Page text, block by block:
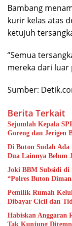
Bambang
kurir kelas atas
ketujuh
“Semua
mereka dari luar
Sumber:
Berita Terkait
Sejumlah Kepala
Goreng dan Jerigen
Di Buton Sudah Ada
Dua Lainnya Belum
Joki BBM Subsidi di
“Polres Buton
Pemilik Rumah
Dibayar Cicil dan
Habiskan Anggaran
Tak Kunjung